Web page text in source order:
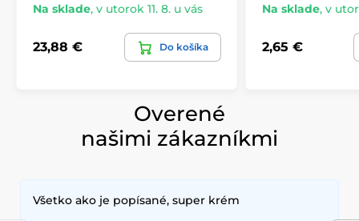
Na sklade, v utorok 11. 8. u vás
23,88 € Do košíka
Na sklade, v
2,65 €
Overené
našimi zákazníkmi
Všetko ako je popísané, super krém